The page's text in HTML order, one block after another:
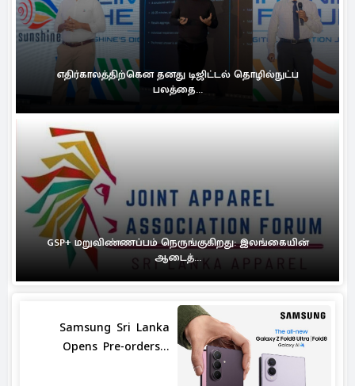
எதிர்காலத்திற்கென தனது டிஜிட்டல் தொழில்நுட்ப
பலத்தை...
GSP+ மறுவிண்ணப்பம் நெருங்குகிறது: இலங்கையின்
ஆடைத்...
Samsung Sri Lanka
Opens Pre-orders...